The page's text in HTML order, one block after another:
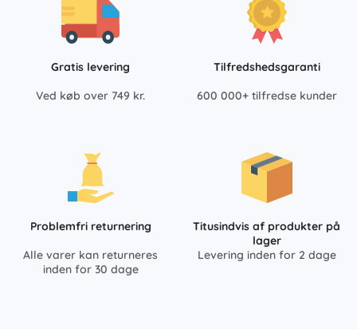
Gratis levering
Ved køb over 749 kr.
Tilfredshedsgaranti
600 000+ tilfredse kunder
Problemfri returnering
Alle varer kan returneres
inden for 30 dage
Titusindvis af produkter på
lager
Levering inden for 2 dage